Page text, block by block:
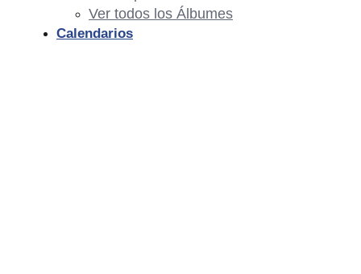
Ver todos los Álbumes
Calendarios